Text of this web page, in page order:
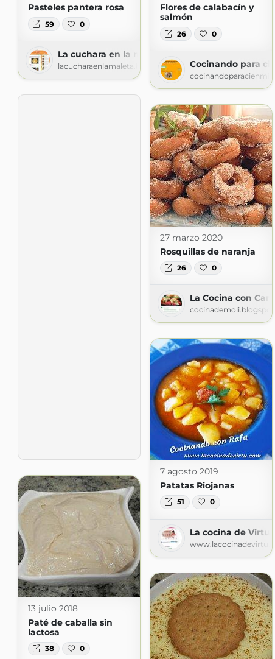
Pasteles pantera rosa
59 0
La cuchara en la maleta
lacucharaenlamaleta.blogspot.com
Flores de calabacín y
salmón
26 0
Cocinando para
27 marzo 2020
Rosquillas de naranja
26 0
La Cocina con
7 agosto 2019
Patatas Riojanas
51 0
La cocina de Virtu
13 julio 2018
Paté de caballa sin
lactosa
38 0